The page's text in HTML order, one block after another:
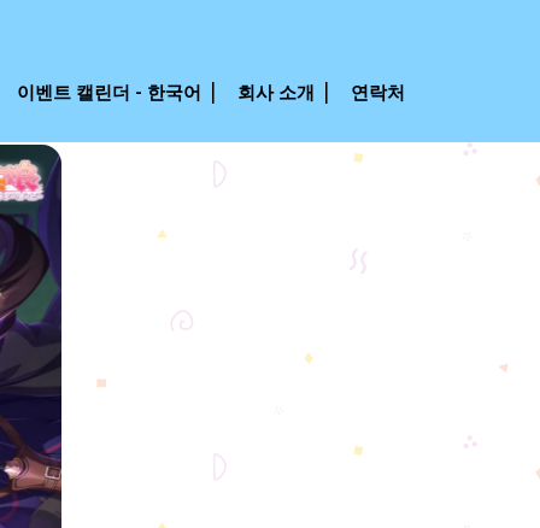
이벤트 캘린더 - 한국어 회사 소개 연락처